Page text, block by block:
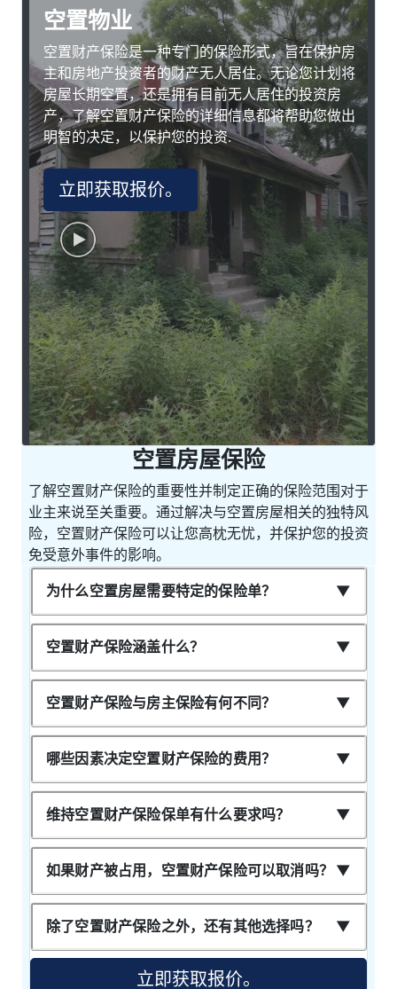
空置物业
空置财产保险是一种专门的保险形式，旨在保护房
主和房地产投资者的财产无人居住。无论您计划将
房屋长期空置，还是拥有目前无人居住的投资房
产，了解空置财产保险的详细信息都将帮助您做出
明智的决定，以保护您的投资.
立即获取报价。
空置房屋保险
了解空置财产保险的重要性并制定正确的保险范围对于
业主来说至关重要。通过解决与空置房屋相关的独特风
险，空置财产保险可以让您高枕无忧，并保护您的投资
免受意外事件的影响。
为什么空置房屋需要特定的保险单？
空置财产保险涵盖什么？
空置财产保险与房主保险有何不同？
哪些因素决定空置财产保险的费用？
维持空置财产保险保单有什么要求吗？
如果财产被占用，空置财产保险可以取消吗？
除了空置财产保险之外，还有其他选择吗？
立即获取报价。